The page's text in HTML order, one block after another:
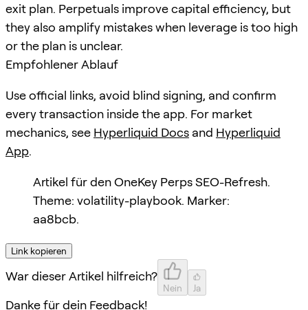
exit plan. Perpetuals improve capital efficiency, but
they also amplify mistakes when leverage is too high
or the plan is unclear.
Empfohlener Ablauf
Use official links, avoid blind signing, and confirm
every transaction inside the app. For market
mechanics, see Hyperliquid Docs and Hyperliquid
App.
Artikel für den OneKey Perps SEO-Refresh.
Theme: volatility-playbook. Marker:
aa8bcb.
Link kopieren
War dieser Artikel hilfreich?
Nein Ja
Danke für dein Feedback!